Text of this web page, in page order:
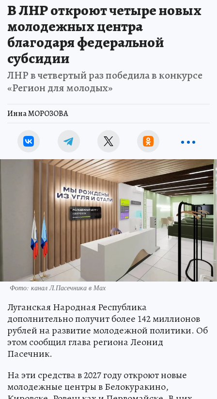
В ЛНР откроют четыре новых
молодежных центра
благодаря федеральной
субсидии
ЛНР в четвертый раз победила в конкурсе
«Регион для молодых»
Инна МОРОЗОВА
Фото: канал Л.Пасечника в Мах
Луганская Народная Республика
дополнительно получит более 142 миллионов
рублей на развитие молодежной политики. Об
этом сообщил глава региона Леонид
Пасечник.
На эти средства в 2027 году откроют новые
молодежные центры в Белокуракино,